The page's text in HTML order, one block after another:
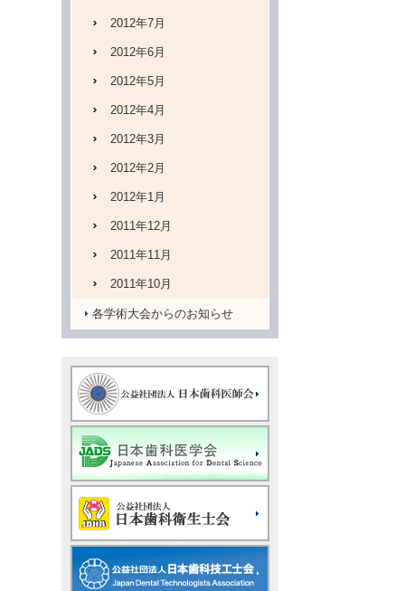
2012年7月
2012年6月
2012年5月
2012年4月
2012年3月
2012年2月
2012年1月
2011年12月
2011年11月
2011年10月
各学術大会からのお知らせ